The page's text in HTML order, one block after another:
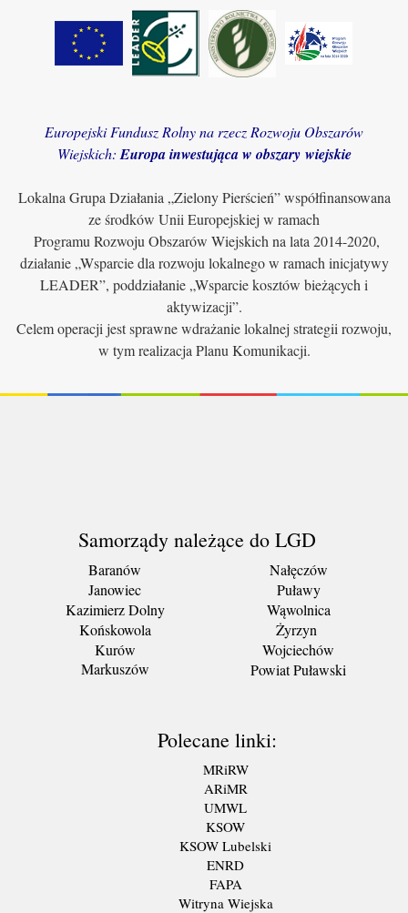
Europejski Fundusz Rolny na rzecz Rozwoju Obszarów
Wiejskich: Europa inwestująca w obszary wiejskie
Lokalna Grupa Działania „Zielony Pierścień” współfinansowana
ze środków Unii Europejskiej w ramach
Programu Rozwoju Obszarów Wiejskich na lata 2014-2020,
działanie „Wsparcie dla rozwoju lokalnego w ramach inicjatywy
LEADER”, poddziałanie „Wsparcie kosztów bieżących i
aktywizacji”.
Celem operacji jest sprawne wdrażanie lokalnej strategii rozwoju,
w tym realizacja Planu Komunikacji.
Samorządy należące do LGD
Baranów
Janowiec
Kazimierz Dolny
Końskowola
Kurów
Markuszów
Nałęczów
Puławy
Wąwolnica
Żyrzyn
Wojciechów
Powiat Puławski
Polecane linki:
MRiRW
ARiMR
UMWL
KSOW
KSOW Lubelski
ENRD
FAPA
Witryna Wiejska